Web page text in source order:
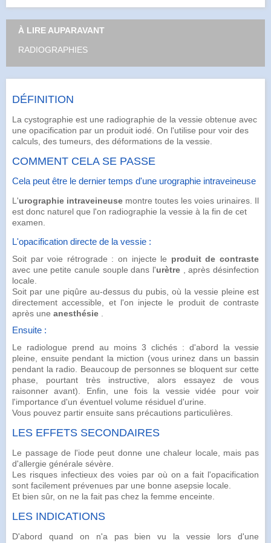
À LIRE AUPARAVANT
RADIOGRAPHIES
DÉFINITION
La cystographie est une radiographie de la vessie obtenue avec
une opacification par un produit iodé. On l'utilise pour voir des
calculs, des tumeurs, des déformations de la vessie.
COMMENT CELA SE PASSE
Cela peut être le dernier temps d'une urographie intraveineuse
L'urographie intraveineuse montre toutes les voies urinaires. Il
est donc naturel que l'on radiographie la vessie à la fin de cet
examen.
L'opacification directe de la vessie :
Soit par voie rétrograde : on injecte le produit de contraste
avec une petite canule souple dans l'urètre , après désinfection
locale.
Soit par une piqûre au-dessus du pubis, où la vessie pleine est
directement accessible, et l'on injecte le produit de contraste
après une anesthésie
Ensuite :
Le radiologue prend au moins 3 clichés : d'abord la vessie
pleine, ensuite pendant la miction (vous urinez dans un bassin
pendant la radio. Beaucoup de personnes se bloquent sur cette
phase, pourtant très instructive, alors essayez de vous
raisonner avant). Enfin, une fois la vessie vidée pour voir
l'importance d'un éventuel volume résiduel d'urine.
Vous pouvez partir ensuite sans précautions particulières.
LES EFFETS SECONDAIRES
Le passage de l'iode peut donne une chaleur locale, mais pas
d'allergie générale sévère.
Les risques infectieux des voies par où on a fait l'opacification
sont facilement prévenues par une bonne asepsie locale.
Et bien sûr, on ne la fait pas chez la femme enceinte.
LES INDICATIONS
D'abord quand on n'a pas bien vu la vessie lors d'une